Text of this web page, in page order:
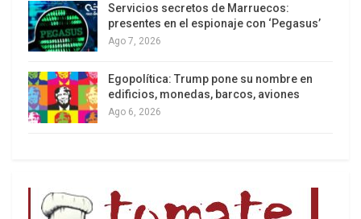
Los latinos le van dando la espalda a Trump
Servicios secretos de Marruecos:
presentes en el espionaje con ‘Pegasus’
Ago 7, 2026
Egopolítica: Trump pone su nombre en
edificios, monedas, barcos, aviones
Ago 6, 2026